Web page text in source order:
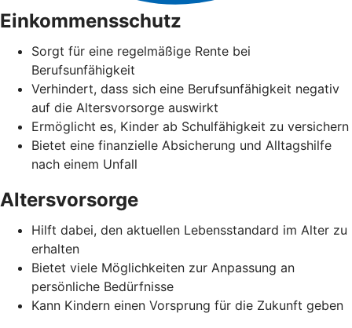
Einkommensschutz
Sorgt für eine regelmäßige Rente bei
Berufsunfähigkeit
Verhindert, dass sich eine Berufsunfähigkeit negativ
auf die Altersvorsorge auswirkt
Ermöglicht es, Kinder ab Schulfähigkeit zu versichern
Bietet eine finanzielle Absicherung und Alltagshilfe
nach einem Unfall
Altersvorsorge
Hilft dabei, den aktuellen Lebensstandard im Alter zu
erhalten
Bietet viele Möglichkeiten zur Anpassung an
persönliche Bedürfnisse
Kann Kindern einen Vorsprung für die Zukunft geben